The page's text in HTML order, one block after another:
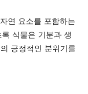
연 요소를 포함하는
식물은 기분과 생
긍정적인 분위기를